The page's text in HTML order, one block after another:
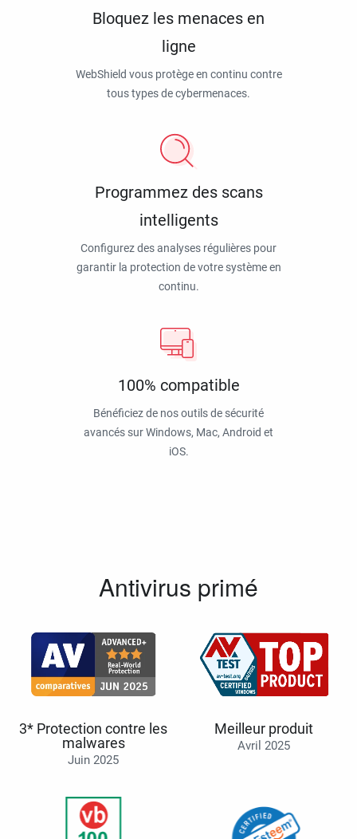
Bloquez les menaces en
ligne
WebShield vous protège en continu contre
tous types de cybermenaces.
Programmez des scans
intelligents
Configurez des analyses régulières pour
garantir la protection de votre système en
continu.
100% compatible
Bénéficiez de nos outils de sécurité
avancés sur Windows, Mac, Android et
iOS.
Antivirus primé
3* Protection contre les
malwares
Juin 2025
Meilleur produit
Avril 2025